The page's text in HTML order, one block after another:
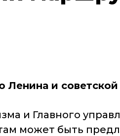
Ленина и
и Главного
может быть